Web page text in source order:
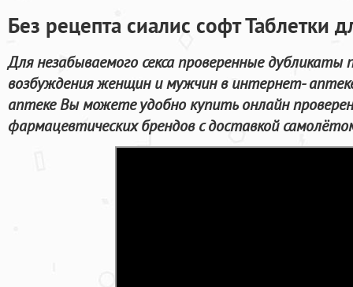
Без рецепта сиалис софт Таблетки
Для незабываемого секса проверенные дубликаты
возбуждения женщин и мужчин в интернет-
аптеке Вы можете удобно купить онлайн
фармацевтических брендов с доставкой